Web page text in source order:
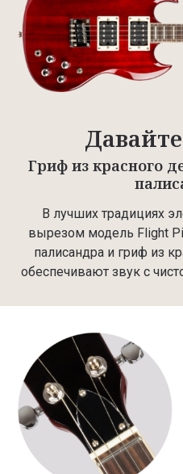
Гриф из красного
В лучших традициях
вырезом модель Flight
палисандра и гриф из
обеспечивают звук с